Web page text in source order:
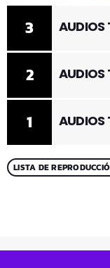
1 AUDIOS
2 AUDIOS
3 AUDIOS
LISTA DE